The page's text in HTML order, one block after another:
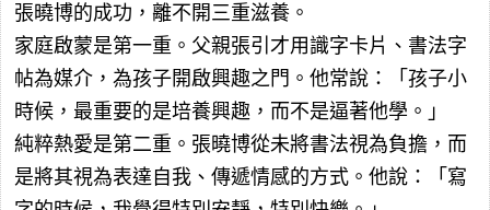
張曉博的成功，離不開三重滋養。
家庭啟蒙是第一重。父親張引才用識字卡片、書法字
帖為媒介，為孩子開啟興趣之門。他常說：「孩子小
時候，最重要的是培養興趣，而不是逼著他學。」
純粹熱愛是第二重。張曉博從未將書法視為負擔，而
是將其視為表達自我、傳遞情感的方式。他說：「寫